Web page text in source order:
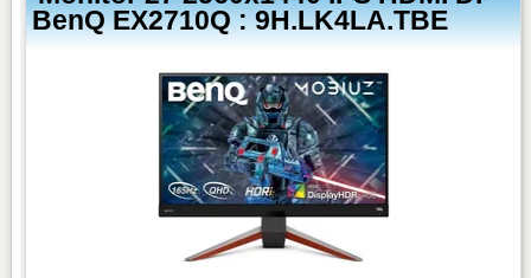
BenQ EX2710Q : 9H.LK4LA.TBE